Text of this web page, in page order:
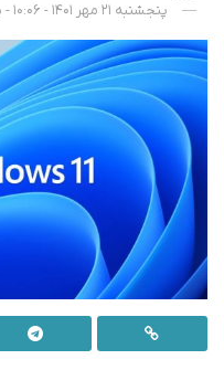
پنجشنبه 21 مهر 1401 - 10:06 - به‌روزشده در جمعه 22 مهر 1401 - 15:40